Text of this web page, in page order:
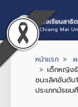
โรงเรียนสา
Chiang Mai
หน้าแรก
เด็กหญิง
ชนะเลิศอันดั
ประเภทมัธยม